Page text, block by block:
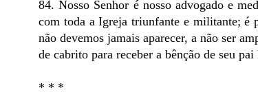
84. Nosso Senhor é nosso advogado e
com toda a Igreja triunfante e militante; é
não devemos jamais aparecer, a não ser
de cabrito para receber a bênção de seu pai
* * *